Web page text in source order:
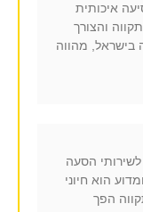
איכותית
והצורך
בישראל, מהווה
הסעה
הוא חיוני
הפך